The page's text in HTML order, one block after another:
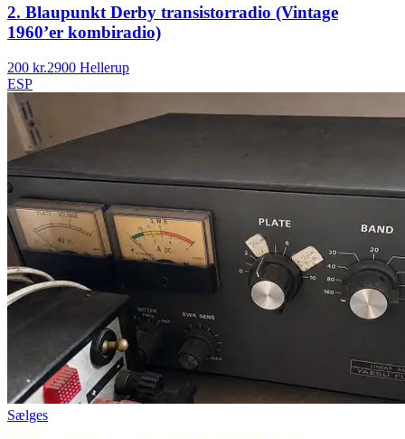
2. Blaupunkt Derby transistorradio (Vintage
1960’er kombiradio)
200 kr.2900 Hellerup
ESP
Sælges